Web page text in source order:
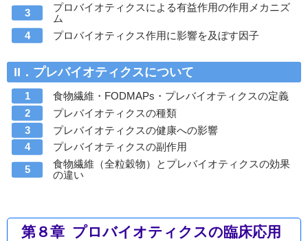
プロバイオティクスによる有益作用の作用メカニズ
ム
プロバイオティクス作用に影響を及ぼす因子
II．プレバイオティクスについて
食物繊維・FODMAPs・プレバイオティクスの定義
プレバイオティクスの種類
プレバイオティクスの健康への影響
プレバイオティクスの副作用
食物繊維（全粒穀物）とプレバイオティクスの効果
の違い
第８章 プロバイオティクスの臨床応用